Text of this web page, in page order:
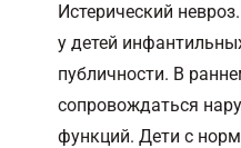
Истерический
у детей
публичности. В
сопровождаться
функций. Дети с